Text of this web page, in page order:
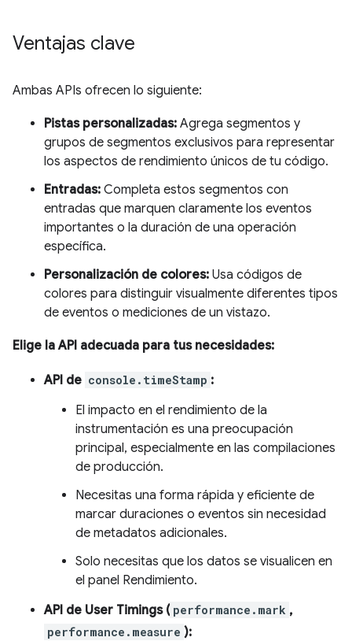
Ventajas clave
Ambas APIs ofrecen lo siguiente:
Pistas personalizadas: Agrega segmentos y
grupos de segmentos exclusivos para representar
los aspectos de rendimiento únicos de tu código.
Entradas: Completa estos segmentos con
entradas que marquen claramente los eventos
importantes o la duración de una operación
específica.
Personalización de colores: Usa códigos de
colores para distinguir visualmente diferentes tipos
de eventos o mediciones de un vistazo.
Elige la API adecuada para tus necesidades:
API de console.timeStamp :
El impacto en el rendimiento de la
instrumentación es una preocupación
principal, especialmente en las compilaciones
de producción.
Necesitas una forma rápida y eficiente de
marcar duraciones o eventos sin necesidad
de metadatos adicionales.
Solo necesitas que los datos se visualicen en
el panel Rendimiento.
API de User Timings ( performance.mark ,
performance.measure ):